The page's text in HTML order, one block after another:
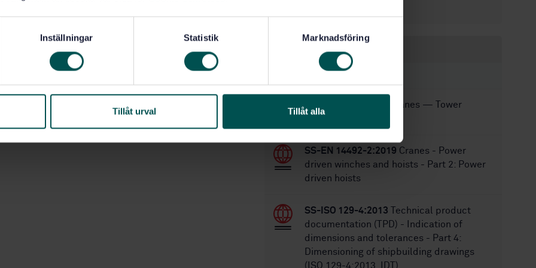
Inställningar Statistik Marknadsföring
Tillåt urval Tillåt alla
Within the same area
Cranes — Tower
SS-EN 14492-2:2019 Cranes - Power
driven winches and hoists - Part 2: Power
driven hoists
SS-ISO 129-4:2013 Technical product
documentation (TPD) - Indication of
dimensions and tolerances - Part 4:
Dimensioning of shipbuilding drawings
(ISO 129-4:2013, IDT)